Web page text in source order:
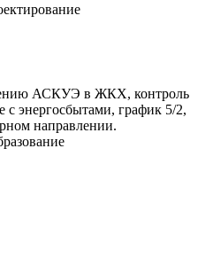
АСКУЭ в ЖКХ, контроль
с энергосбытами, график 5/2,
направлении.